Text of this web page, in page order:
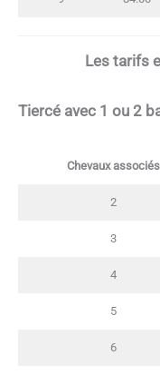
Les tarifs
Tiercé avec 1 ou 2
Chevaux associés
2
3
4
5
6